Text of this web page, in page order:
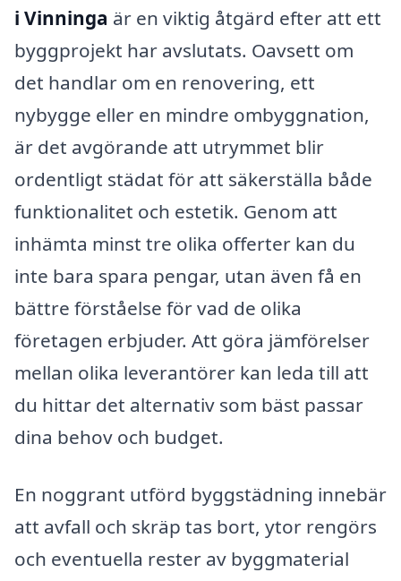
i Vinninga är en viktig åtgärd efter att ett
byggprojekt har avslutats. Oavsett om
det handlar om en renovering, ett
nybygge eller en mindre ombyggnation,
är det avgörande att utrymmet blir
ordentligt städat för att säkerställa både
funktionalitet och estetik. Genom att
inhämta minst tre olika offerter kan du
inte bara spara pengar, utan även få en
bättre förståelse för vad de olika
företagen erbjuder. Att göra jämförelser
mellan olika leverantörer kan leda till att
du hittar det alternativ som bäst passar
dina behov och budget.
En noggrant utförd byggstädning innebär
att avfall och skräp tas bort, ytor rengörs
och eventuella rester av byggmaterial